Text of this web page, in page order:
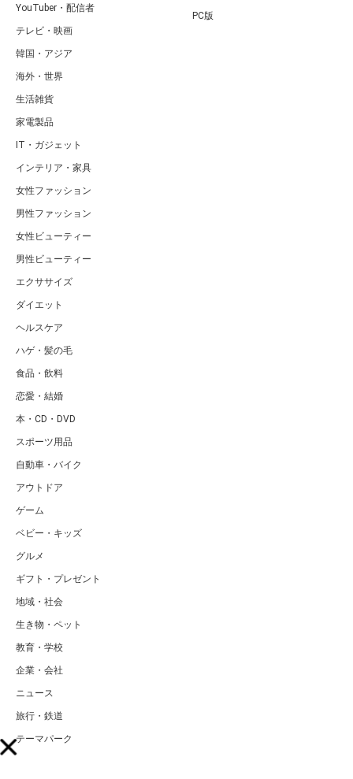
YouTuber・配信者
テレビ・映画
韓国・アジア
海外・世界
生活雑貨
家電製品
IT・ガジェット
インテリア・家具
女性ファッション
男性ファッション
女性ビューティー
男性ビューティー
エクササイズ
ダイエット
ヘルスケア
ハゲ・髪の毛
食品・飲料
恋愛・結婚
本・CD・DVD
スポーツ用品
自動車・バイク
アウトドア
ゲーム
ベビー・キッズ
グルメ
ギフト・プレゼント
地域・社会
生き物・ペット
教育・学校
企業・会社
ニュース
旅行・鉄道
テーマパーク
PC版